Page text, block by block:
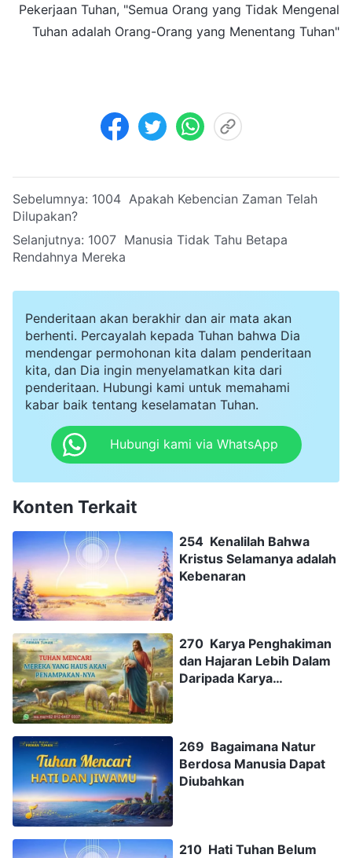
Pekerjaan Tuhan, "Semua Orang yang Tidak Mengenal
Tuhan adalah Orang-Orang yang Menentang Tuhan"
Sebelumnya: 1004 Apakah Kebencian Zaman Telah
Dilupakan?
Selanjutnya: 1007 Manusia Tidak Tahu Betapa
Rendahnya Mereka
Penderitaan akan berakhir dan air mata akan
berhenti. Percayalah kepada Tuhan bahwa Dia
mendengar permohonan kita dalam penderitaan
kita, dan Dia ingin menyelamatkan kita dari
penderitaan. Hubungi kami untuk memahami
kabar baik tentang keselamatan Tuhan.
Hubungi kami via WhatsApp
Konten Terkait
254 Kenalilah Bahwa
Kristus Selamanya adalah
Kebenaran
270 Karya Penghakiman
dan Hajaran Lebih Dalam
Daripada Karya
269 Bagaimana Natur
Berdosa Manusia Dapat
Diubahkan
210 Hati Tuhan Belum